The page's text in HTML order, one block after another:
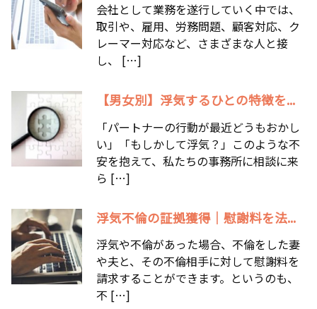
会社として業務を遂行していく中では、
取引や、雇用、労務問題、顧客対応、ク
レーマー対応など、さまざまな人と接
し、 […]
【男女別】浮気するひとの特徴を...
「パートナーの行動が最近どうもおかし
い」「もしかして浮気？」このような不
安を抱えて、私たちの事務所に相談に来
ら […]
浮気不倫の証拠獲得｜慰謝料を法...
浮気や不倫があった場合、不倫をした妻
や夫と、その不倫相手に対して慰謝料を
請求することができます。というのも、
不 […]